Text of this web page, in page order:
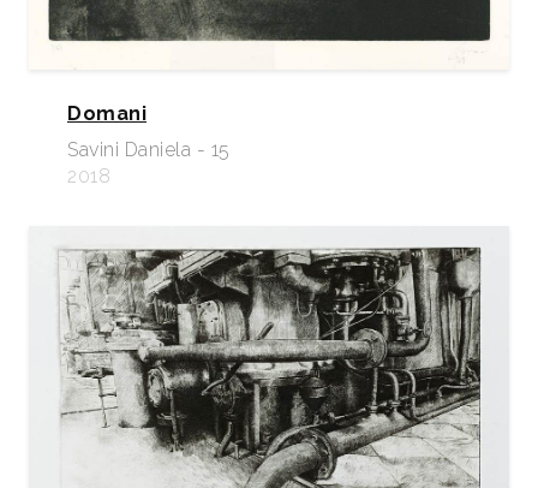
Domani
Savini Daniela - 15
2018